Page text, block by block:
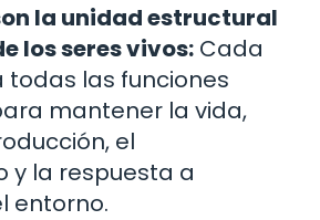
la unidad estructural
los seres vivos: Cada
todas las funciones
mantener la vida,
el
y la respuesta a
entorno.